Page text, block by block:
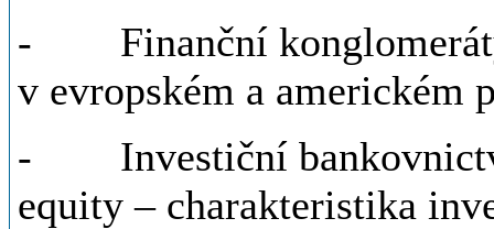
- Finanční konglomeráty
v evropském a americkém
- Investiční
equity – charakteristika